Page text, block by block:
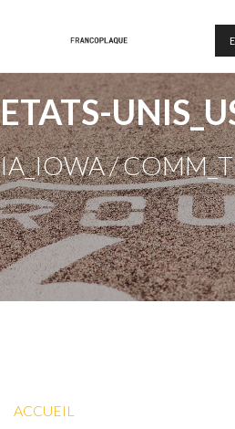
ETATS-
IA_IOWA /
ACCUEIL